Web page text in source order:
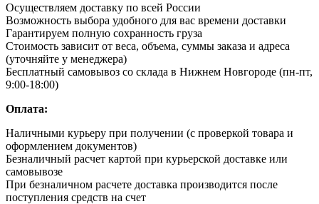
Осуществляем доставку по всей России
Возможность выбора удобного для вас времени доставки
Гарантируем полную сохранность груза
Стоимость зависит от веса, объема, суммы заказа и адреса
(уточняйте у менеджера)
Бесплатный самовывоз со склада в Нижнем Новгороде (пн-пт,
9:00-18:00)
Оплата:
Наличными курьеру при получении (с проверкой товара и
оформлением документов)
Безналичный расчет картой при курьерской доставке или
самовывозе
При безналичном расчете доставка производится после
поступления средств на счет